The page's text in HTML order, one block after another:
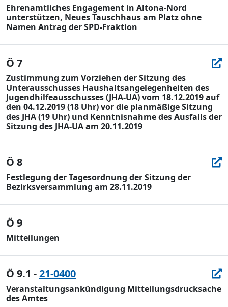
Ehrenamtliches Engagement in Altona-Nord
unterstützen, Neues Tauschhaus am Platz ohne
Namen Antrag der SPD-Fraktion
Ö 7
Zustimmung zum Vorziehen der Sitzung des
Unterausschusses Haushaltsangelegenheiten des
Jugendhilfeausschusses (JHA-UA) vom 18.12.2019 auf
den 04.12.2019 (18 Uhr) vor die planmäßige Sitzung
des JHA (19 Uhr) und Kenntnisnahme des Ausfalls der
Sitzung des JHA-UA am 20.11.2019
Ö 8
Festlegung der Tagesordnung der Sitzung der
Bezirksversammlung am 28.11.2019
Ö 9
Mitteilungen
Ö 9.1 -21-0400
Veranstaltungsankündigung Mitteilungsdrucksache
des Amtes